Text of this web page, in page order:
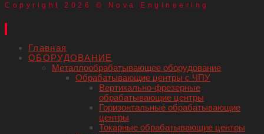
Copyright 2026 © Nova Engineering
Главная
ОБОРУДОВАНИЕ
Металлообрабатывающее оборудование
Обрабатывающие центры с ЧПУ
Вертикально-фрезерные
обрабатывающие центры
Горизонтальные обрабатывающие
центры
Токарные обрабатывающие центры